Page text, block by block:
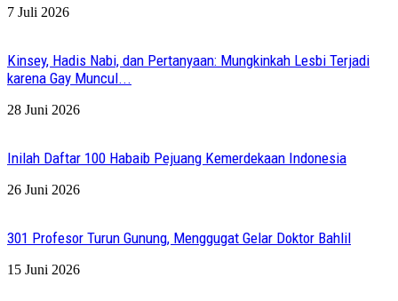
7 Juli 2026
Kinsey, Hadis Nabi, dan Pertanyaan: Mungkinkah Lesbi Terjadi
karena Gay Muncul...
28 Juni 2026
Inilah Daftar 100 Habaib Pejuang Kemerdekaan Indonesia
26 Juni 2026
301 Profesor Turun Gunung, Menggugat Gelar Doktor Bahlil
15 Juni 2026